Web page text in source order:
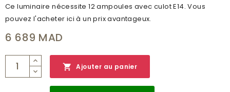
CODE À BARRE
9002759391027
NUMÉRO PAGE
304
Ce luminaire nécessite 12 ampoules avec culot E14. Vous
pouvez l'acheter ici à un prix avantageux.
6 689 MAD
 Ajouter au panier